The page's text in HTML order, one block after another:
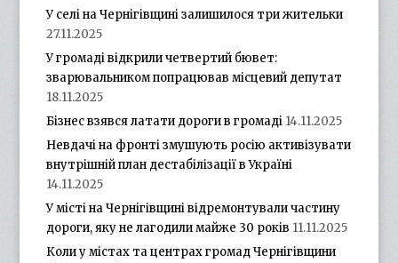
У селі на Чернігівщині залишилося три жительки
27.11.2025
У громаді відкрили четвертий бювет:
зварювальником попрацював місцевий депутат
18.11.2025
Бізнес взявся латати дороги в громаді 14.11.2025
Невдачі на фронті змушують росію активізувати
внутрішній план дестабілізації в Україні
14.11.2025
У місті на Чернігівщині відремонтували частину
дороги, яку не лагодили майже 30 років 11.11.2025
Коли у містах та центрах громад Чернігівщини